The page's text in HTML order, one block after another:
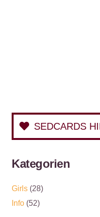
SEDCARDS
Kategorien
Girls (28)
Info (52)